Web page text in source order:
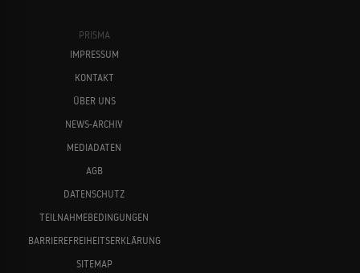
PRISMA
IMPRESSUM
KONTAKT
ÜBER UNS
NEWS-ARCHIV
MEDIADATEN
AGB
DATENSCHUTZ
TEILNAHMEBEDINGUNGEN
BARRIEREFREIHEITSERKLÄRUNG
SITEMAP